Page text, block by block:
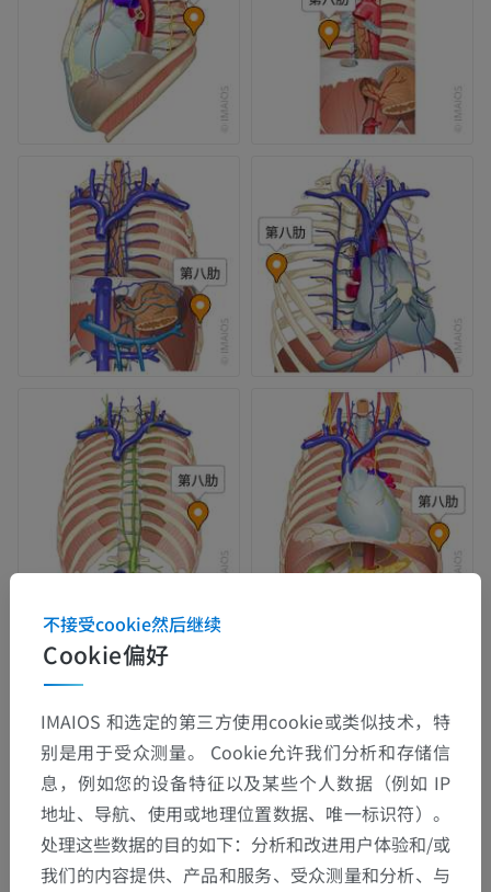
Cookie偏好
不接受cookie然后继续
IMAIOS 和选定的第三方使用cookie或类似技术，特
别是用于受众测量。 Cookie允许我们分析和存储信
息，例如您的设备特征以及某些个人数据（例如 IP
地址、导航、使用或地理位置数据、唯一标识符）。
处理这些数据的目的如下：分析和改进用户体验和/或
我们的内容提供、产品和服务、受众测量和分析、与